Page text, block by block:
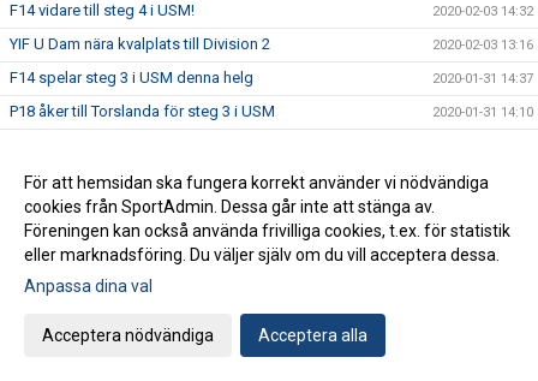
F14 vidare till steg 4 i USM! 2020-02-03 14:32
YIF U Dam nära kvalplats till Division 2 2020-02-03 13:16
F14 spelar steg 3 i USM denna helg 2020-01-31 14:37
P18 åker till Torslanda för steg 3 i USM 2020-01-31 14:10
YIF Handboll startar Old Boys! 2020-01-31 12:06
Nu går vi över till GAMEDAY 2020-01-28 10:40
Vinst med 39-27 över Kolstad 2020-01-26 11:19
F16 åker till Göteborg för steg 3 i USM
Häng med till Malmö för att heja fram Sverige!
För att hemsidan ska fungera korrekt använder vi nödvändiga
cookies från SportAdmin. Dessa går inte att stänga av.
Föreningen kan också använda frivilliga cookies, t.ex. för statistik
eller marknadsföring. Du väljer själv om du vill acceptera dessa.
Anpassa dina val
Acceptera nödvändiga Acceptera alla